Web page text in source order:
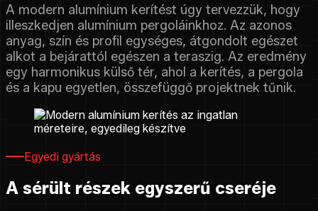
A modern alumínium kerítést úgy tervezzük, hogy
illeszkedjen alumínium pergoláinkhoz. Az azonos
anyag, szín és profil egységes, átgondolt egészet
alkot a bejárattól egészen a teraszig. Az eredmény
egy harmonikus külső tér, ahol a kerítés, a pergola
és a kapu egyetlen, összefüggő projektnek tűnik.
Egyedi gyártás
A sérült részek egyszerű cseréje